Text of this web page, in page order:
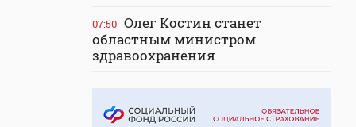
07:50 Олег Костин станет
областным министром
здравоохранения